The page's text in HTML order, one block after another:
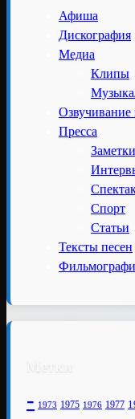
Афиша
Дискография
Медиа
Клипы
Озвучивание
Пресса
Заметки
Спорт
Статьи
Тексты песен
Метки
- 1973 1975 1976 1977